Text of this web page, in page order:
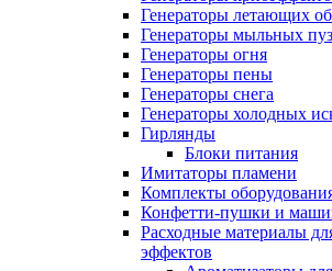
Генераторы летающих
Генераторы мыльных
Генераторы огня
Генераторы пены
Генераторы снега
Генераторы холодных
Гирлянды
Блоки питания
Имитаторы пламени
Комплекты
Конфетти-пушки и
Расходные материалы
эффектов